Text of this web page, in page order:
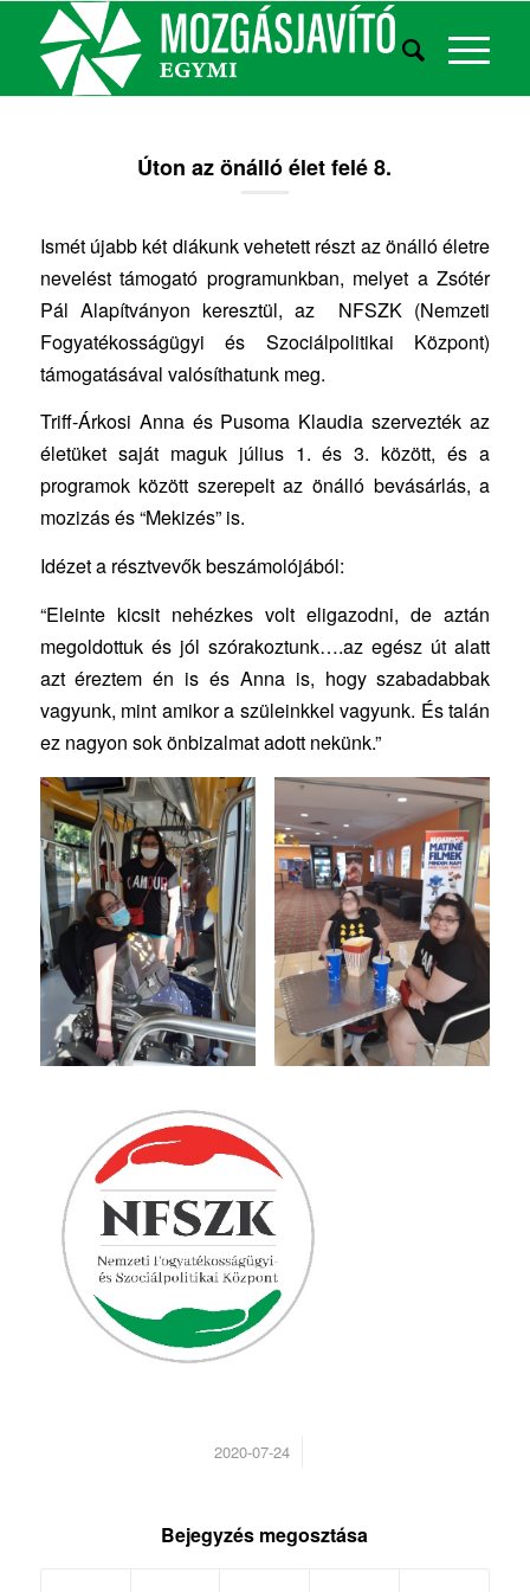
Úton az önálló élet felé 8.
Ismét újabb két diákunk vehetett részt az önálló életre
nevelést támogató programunkban, melyet a Zsótér
Pál Alapítványon keresztül, az NFSZK (Nemzeti
Fogyatékosságügyi és Szociálpolitikai Központ)
támogatásával valósíthatunk meg.
Triff-Árkosi Anna és Pusoma Klaudia szervezték az
életüket saját maguk július 1. és 3. között, és a
programok között szerepelt az önálló bevásárlás, a
mozizás és “Mekizés” is.
Idézet a résztvevők beszámolójából:
“Eleinte kicsit nehézkes volt eligazodni, de aztán
megoldottuk és jól szórakoztunk….az egész út alatt
azt éreztem én is és Anna is, hogy szabadabbak
vagyunk, mint amikor a szüleinkkel vagyunk. És talán
ez nagyon sok önbizalmat adott nekünk.”
2020-07-24
/
Bejegyzés megosztása